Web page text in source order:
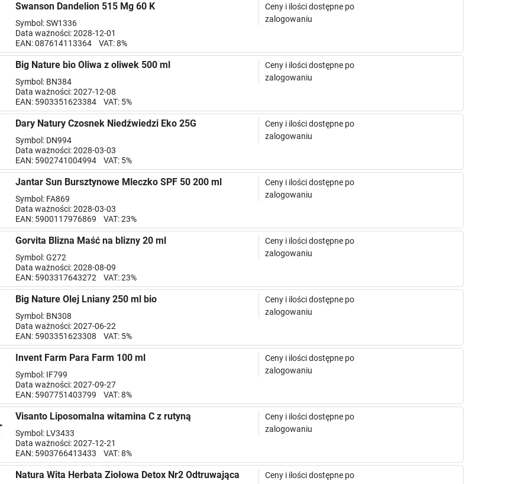
Swanson Dandelion 515 Mg 60 K
Symbol: SW1336
Data ważności: 2028-12-01
EAN: 087614113364 VAT: 8%
Ceny i ilości dostępne po
zalogowaniu
Big Nature bio Oliwa z oliwek 500 ml
Symbol: BN384
Data ważności: 2027-12-08
EAN: 5903351623384 VAT: 5%
Ceny i ilości dostępne po
zalogowaniu
Dary Natury Czosnek Niedźwiedzi Eko 25G
Symbol: DN994
Data ważności: 2028-03-03
EAN: 5902741004994 VAT: 5%
Ceny i ilości dostępne po
zalogowaniu
Jantar Sun Bursztynowe Mleczko SPF 50 200 ml
Symbol: FA869
Data ważności: 2028-03-03
EAN: 5900117976869 VAT: 23%
Ceny i ilości dostępne po
zalogowaniu
Gorvita Blizna Maść na blizny 20 ml
Symbol: G272
Data ważności: 2028-08-09
EAN: 5903317643272 VAT: 23%
Ceny i ilości dostępne po
zalogowaniu
Big Nature Olej Lniany 250 ml bio
Symbol: BN308
Data ważności: 2027-06-22
EAN: 5903351623308 VAT: 5%
Ceny i ilości dostępne po
zalogowaniu
Invent Farm Para Farm 100 ml
Symbol: IF799
Data ważności: 2027-09-27
EAN: 5907751403799 VAT: 8%
Ceny i ilości dostępne po
zalogowaniu
Visanto Liposomalna witamina C z rutyną
Symbol: LV3433
Data ważności: 2027-12-21
EAN: 5903766413433 VAT: 8%
Ceny i ilości dostępne po
zalogowaniu
Natura Wita Herbata Ziołowa Detox Nr2 Odtruwająca
Ceny i ilości dostępne po